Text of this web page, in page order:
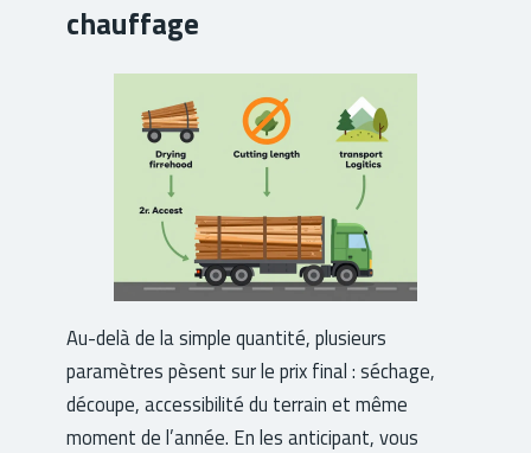
chauffage
Au-delà de la simple quantité, plusieurs
paramètres pèsent sur le prix final : séchage,
découpe, accessibilité du terrain et même
moment de l’année. En les anticipant, vous